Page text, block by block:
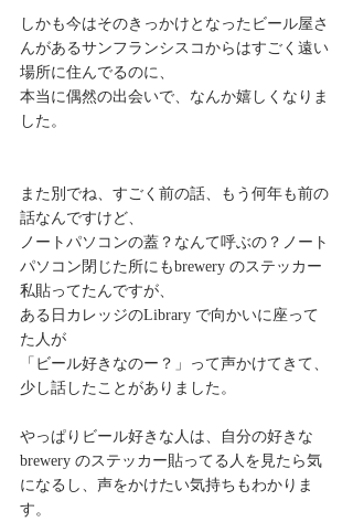
しかも今はそのきっかけとなったビール屋さ
んがあるサンフランシスコからはすごく遠い
場所に住んでるのに、
本当に偶然の出会いで、なんか嬉しくなりま
した。
また別でね、すごく前の話、もう何年も前の
話なんですけど、
ノートパソコンの蓋？なんて呼ぶの？ノート
パソコン閉じた所にもbrewery のステッカー
私貼ってたんですが、
ある日カレッジのLibrary で向かいに座って
た人が
「ビール好きなのー？」って声かけてきて、
少し話したことがありました。
やっぱりビール好きな人は、自分の好きな
brewery のステッカー貼ってる人を見たら気
になるし、声をかけたい気持ちもわかりま
す。